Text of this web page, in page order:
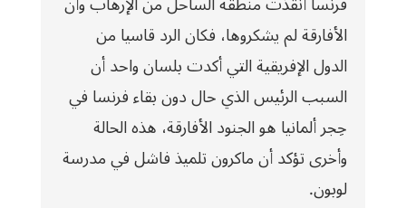
الأفارقة لم يشكروها، فكان الرد قاسيا من
الدول الإفريقية التي أكدت بلسان واحد أن
السبب الرئيس الذي حال دون بقاء فرنسا في
حِجر ألمانيا هو الجنود الأفارقة، هذه الحالة
وأخرى تؤكد أن ماكرون تلميذ فاشل في مدرسة
لوبون.